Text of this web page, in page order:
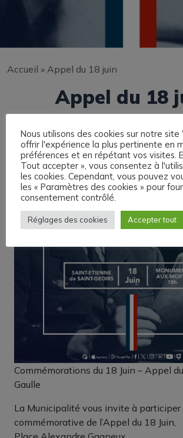
Accueil » Appel du 18 juin
Appel du 18
Commémorations du 18 Juin – Appel
Gaulle
La Municipalité vous invite à participer
commémorative de l’Appel du 18 Juin,
Nous utilisons des cookies sur notre
offrir l'expérience la plus pertinente en
préférences et en répétant vos visites.
Tout accepter », vous consentez à
les cookies. Cependant, vous pouvez
les « Paramètres des cookies » pour
consentement contrôlé.
Réglages des cookies Accepter tout